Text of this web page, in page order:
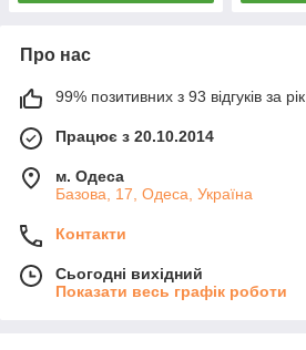
Про нас
99% позитивних з 93 відгуків за рік
Працює з 20.10.2014
м. Одеса
Базова, 17, Одеса, Україна
Контакти
Сьогодні вихідний
Показати весь графік роботи